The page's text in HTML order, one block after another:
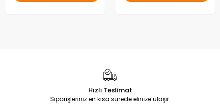
Hızlı Teslimat
Siparişleriniz en kısa sürede elinize ulaşır.